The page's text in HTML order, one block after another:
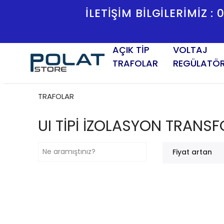
AÇIK TİP
TRAFOLAR
VOLTAJ
TRAFOLAR
UI TİPİ İZOLASYON
Fiyat artan